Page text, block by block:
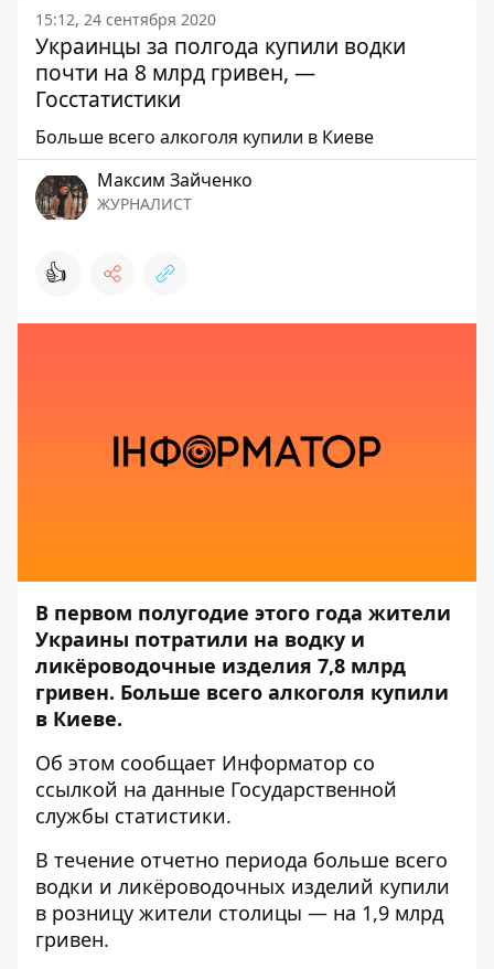
15:12, 24 сентября 2020
Украинцы за полгода купили водки
почти на 8 млрд гривен, —
Госстатистики
Больше всего алкоголя купили в Киеве
Максим Зайченко
ЖУРНАЛИСТ
👍
В первом полугодие этого года жители
Украины потратили на водку и
ликёроводочные изделия 7,8 млрд
гривен. Больше всего алкоголя купили
в Киеве.
Об этом сообщает Информатор со
ссылкой на данные Государственной
службы статистики.
В течение отчетно периода больше всего
водки и ликёроводочных изделий купили
в розницу жители столицы — на 1,9 млрд
гривен.